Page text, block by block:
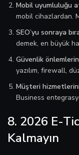
Mobil uyumluluğu
mobil cihazlardan.
SEO’yu sonraya
demek, en büyük
Güvenlik
yazılım, firewall,
Müşteri
Business
8. 2026 E-
Kalmayın